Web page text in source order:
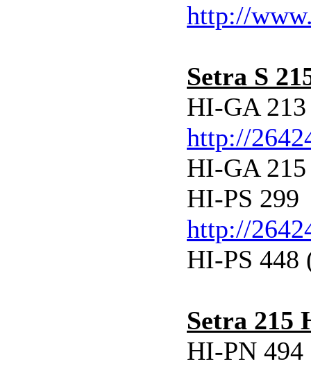
http://
Setra S
HI-GA 213
http://
HI-GA 215
HI-PS 299
http://
HI-PS 448
Setra 215
HI-PN 494